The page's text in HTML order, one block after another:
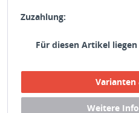
Zuzahlung:
Für diesen Artikel